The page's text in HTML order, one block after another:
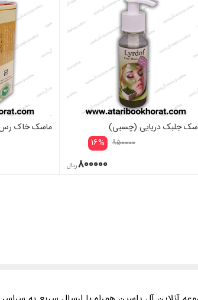
جلبک دریایی (چسبی)
۹۵۰۰۰۰ ۱۶%
۸۰۰۰۰۰ریال
ماسک خاک